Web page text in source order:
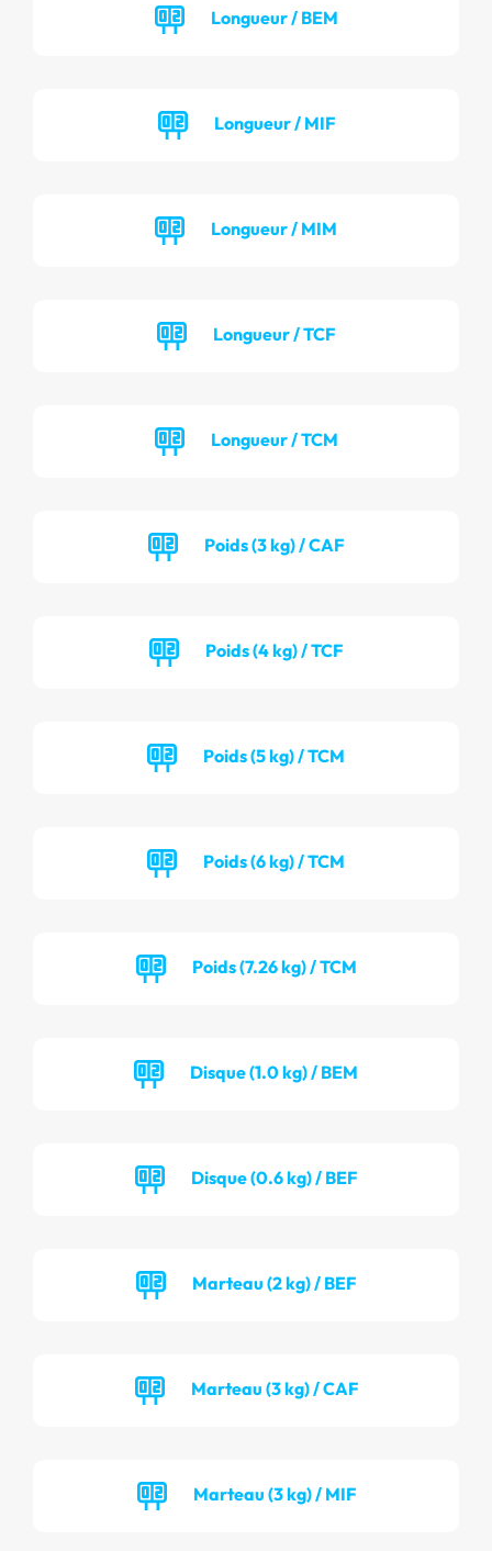
Longueur / BEM
Longueur / MIF
Longueur / MIM
Longueur / TCF
Longueur / TCM
Poids (3 kg) / CAF
Poids (4 kg) / TCF
Poids (5 kg) / TCM
Poids (6 kg) / TCM
Poids (7.26 kg) / TCM
Disque (1.0 kg) / BEM
Disque (0.6 kg) / BEF
Marteau (2 kg) / BEF
Marteau (3 kg) / CAF
Marteau (3 kg) / MIF